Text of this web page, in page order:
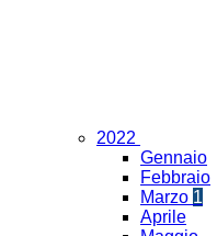
2022
Gennaio
Febbraio
Marzo 1
Aprile